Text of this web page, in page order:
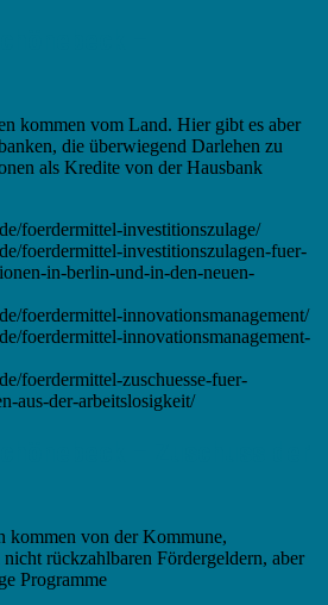
kommen vom Land. Hier gibt es aber
die überwiegend Darlehen zu
als Kredite von der Hausbank
foerdermittel-investitionszulage/
foerdermittel-investitionszulagen-fuer-
in-berlin-und-in-den-neuen-
foerdermittel-innovationsmanagement/
foerdermittel-innovationsmanagement-
foerdermittel-zuschuesse-fuer-
aus-der-arbeitslosigkeit/
kommen von der Kommune,
rückzahlbaren Fördergeldern, aber
Programme